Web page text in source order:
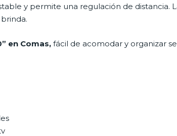
y permite una regulación de distancia.
en Comas, fácil de acomodar y organizar